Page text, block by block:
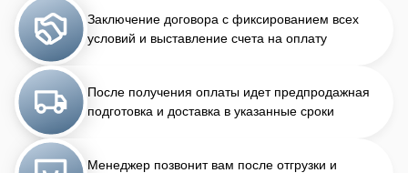
Заключение договора с фиксированием всех
условий и выставление счета на оплату
После получения оплаты идет предпродажная
подготовка и доставка в указанные сроки
Менеджер позвонит вам после отгрузки и